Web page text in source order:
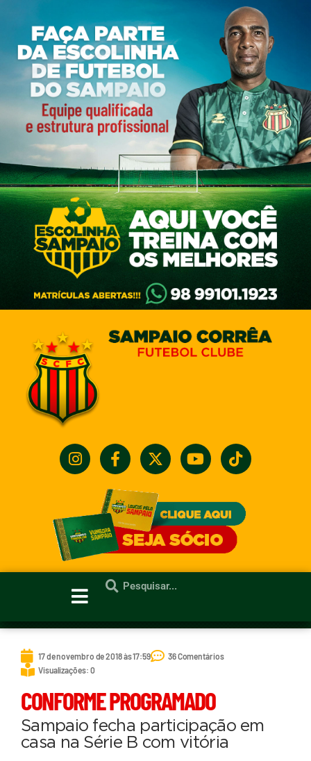
17 de novembro de 2018 às 17:59
36 Comentários
Visualizações: 0
CONFORME PROGRAMADO
Sampaio fecha participação em
casa na Série B com vitória